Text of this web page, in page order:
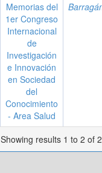
Memorias del
1er Congreso
Internacional
de
Investigación
e Innovación
en Sociedad
del
Conocimiento
- Area Salud
Showing results 1 to 2 of 2